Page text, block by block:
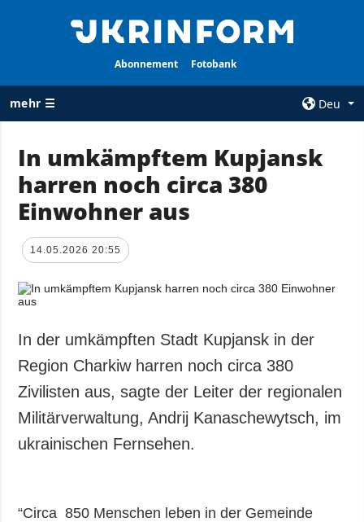
Abonnement Fotobank
mehr ☰
Deu
ALLE
RUBRIKEN
Krieg
Wiederaufbau
Politik
Militär
Gesellschaft und
Kultur
Sport
Kriminalität
AGENTUR
Politik zur
personenbezogener
Daten
In umkämpftem Kupjansk
harren noch circa 380
Einwohner aus
14.05.2026 20:55
In der umkämpften Stadt Kupjansk in der
Region Charkiw harren noch circa 380
Zivilisten aus, sagte der Leiter der regionalen
Militärverwaltung, Andrij Kanaschewytsch, im
ukrainischen Fernsehen.
“Circa 850 Menschen leben in der Gemeinde